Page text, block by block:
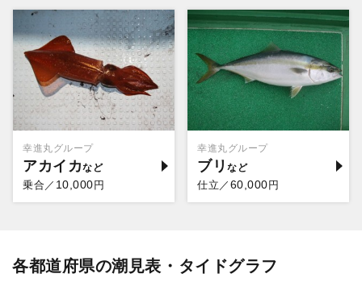
幸進丸グループ
アカイカ
乗合／ 10,000円
幸進丸グループ
ブリ
仕立／ 60,000円
各都道府県の潮見表・タイドグラフ